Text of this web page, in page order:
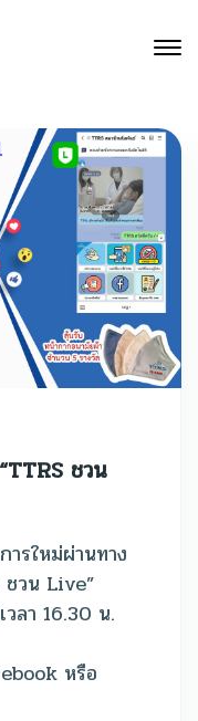
ชวน
ใหม่ผ่านทาง
ชวน Live”
ลา 16.30 น.
หรือ